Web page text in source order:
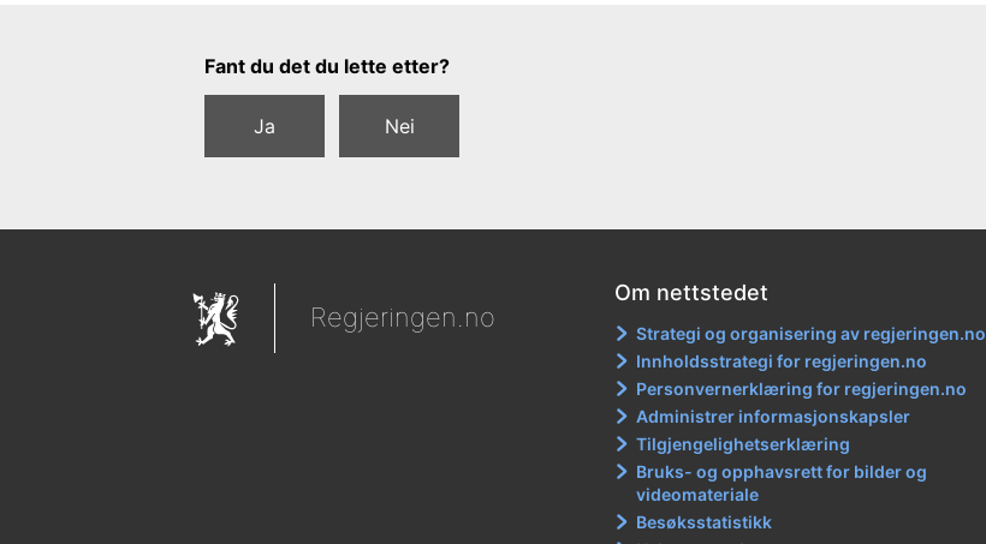
Tilbakemeldingsskjema
Fant du det du lette etter?
Ja Nei
Regjeringen.no
Om nettstedet
Strategi og organisering av regjeringen.no
Innholdsstrategi for regjeringen.no
Personvernerklæring for regjeringen.no
Administrer informasjonskapsler
Tilgjengelighetserklæring
Bruks- og opphavsrett for bilder og
videomateriale
Besøksstatistikk